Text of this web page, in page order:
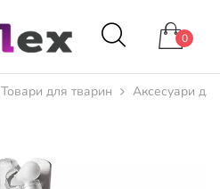
0
Товари для тварин Аксесуари